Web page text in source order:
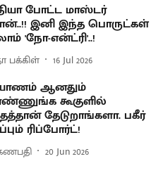
போட்ட மாஸ்டர்
இனி இந்த பொருட்கள்
'நோ-என்ட்ரி'..!
பக்கிள் 16 Jul 2026
ஆனதும்
கூகுளில்
தேடுறாங்களா. பகீர்
ரிப்போர்ட்!
கணபதி 20 Jun 2026